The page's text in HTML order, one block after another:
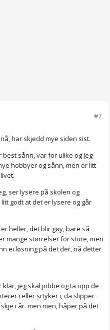
#7
har skjedd mye siden sist.
best sånn, var for ulike og jeg
hobbyer og sånn, men er litt
ser lysere på skolen og
godt at det er lysere og går
heller, det blir gøy, bare så
mange størrelser for store, men
ei løsning på det der, nå detter
jeg skal jobbe og ta opp de
i eller srtyker i, da slipper
i år. men men, håper på det